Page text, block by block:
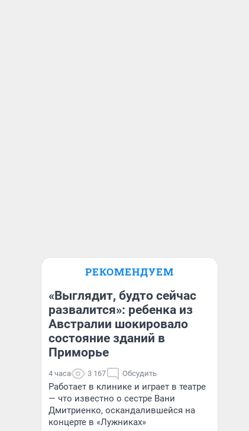
РЕКОМЕНДУЕМ
«Выглядит, будто сейчас
развалится»: ребенка из
Австралии шокировало
состояние зданий в
Приморье
4 часа 3 167 Обсудить
Работает в клинике и играет в театре
— что известно о сестре Вани
Дмитриенко, оскандалившейся на
концерте в «Лужниках»